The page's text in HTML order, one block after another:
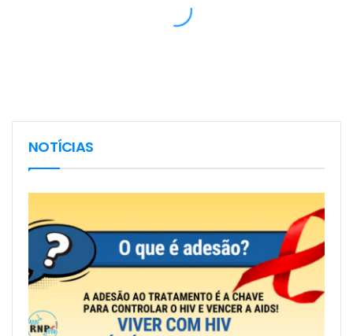
NOTÍCIAS